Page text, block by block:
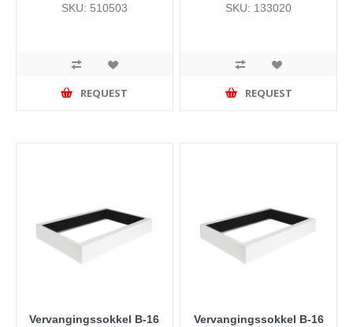
SKU: 510503
REQUEST
SKU: 133020
REQUEST
Vervangingssokkel B-16
Vervangingssokkel B-16